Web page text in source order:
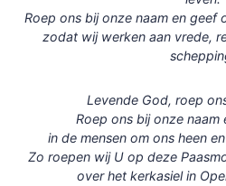
Roep ons bij onze naam en geef
zodat wij werken aan vrede,
Levende God, roep
Roep ons bij onze naam
in de mensen om ons heen
Zo roepen wij U op deze
over het kerkasiel in